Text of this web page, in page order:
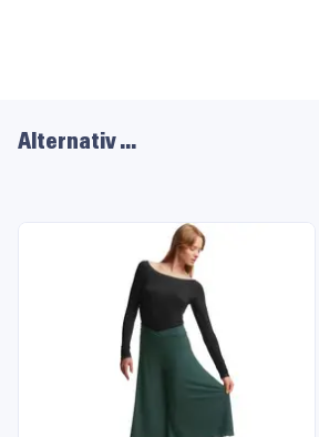
Alternativ …